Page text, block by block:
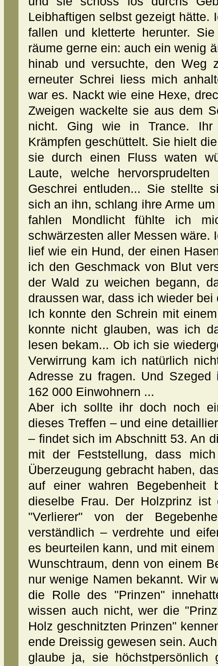
Leibhaftigen selbst gezeigt hätte.
fallen und kletterte herunter.
räume gerne ein: auch ein wenig
hinab und versuchte, den Weg
erneuter Schrei liess mich
war es. Nackt wie eine Hexe,
Zweigen wackelte sie aus dem
nicht. Ging wie in Trance. Ihr
Krämpfen geschüttelt. Sie hielt
sie durch einen Fluss waten
Laute, welche
Geschrei entluden... Sie stellte
sich an ihn, schlang ihre Arme
fahlen Mondlicht fühlte ich
schwärzesten aller Messen wäre.
lief wie ein Hund, der einen
ich den Geschmack von Blut
der Wald zu weichen begann,
draussen war, dass ich wieder
Ich konnte den Schrein mit
konnte nicht glauben, was ich
lesen bekam... Ob ich sie
Verwirrung kam ich natürlich
Adresse zu fragen. Und
162 000 Einwohnern ...
Aber ich sollte ihr doch noch
dieses Treffen – und eine
– findet sich im Abschnitt 53. An
mit der Feststellung, dass
Überzeugung gebracht haben,
auf einer wahren Begebenheit
dieselbe Frau. Der Holzprinz
"Verlierer" von der
verständlich – verdrehte und
es beurteilen kann, und mit
Wunschtraum, denn von einem
nur wenige Namen bekannt. Wir
die Rolle des "Prinzen"
wissen auch nicht, wer die
Holz geschnitzten Prinzen"
ende Dreissig gewesen sein.
glaube ja, sie